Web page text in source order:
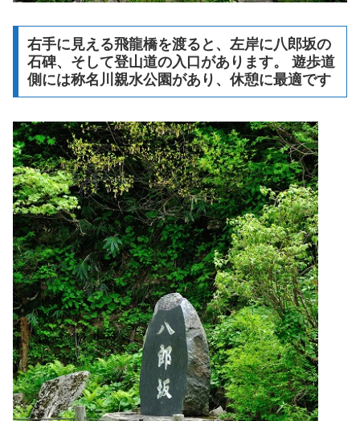
右手に見える飛龍橋を渡ると、左岸に八郎坂の
石碑、そして登山道の入口があります。 遊歩道
側には称名川親水公園があり、休憩に最適です